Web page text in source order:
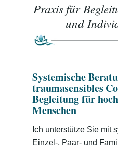
Praxis für
und
Systemische
traumasensibles
Begleitung für
Menschen
Ich unterstütze Sie mit
Einzel-, Paar- und